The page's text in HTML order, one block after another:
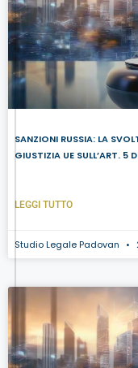
SANZIONI RUSSIA: LA
GIUSTIZIA UE SULL’ART. 5
LEGGI TUTTO
Studio Legale Padovan